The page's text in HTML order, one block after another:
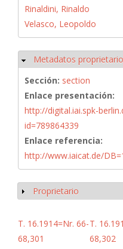
Rinaldini, Rinaldo
Velasco, Leopoldo
Ocultar
Metadatos proprietario
Sección: section
Enlace presentación:
http://digital.iai.spk-
id=789864339
Enlace referencia:
http://www.iaicat.de/
Mostrar
Proprietario
T. 16.1914=Nr. 66-
68,301
T.
68,302